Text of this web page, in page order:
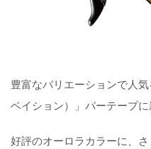
豊富なバリエーションで人
ベイション）」バーテープに
好評のオーロラカラーに、